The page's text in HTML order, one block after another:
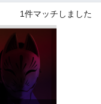
1件マッチしました